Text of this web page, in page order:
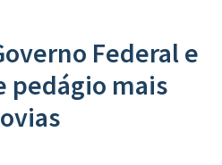
Federal e
pedágio mais